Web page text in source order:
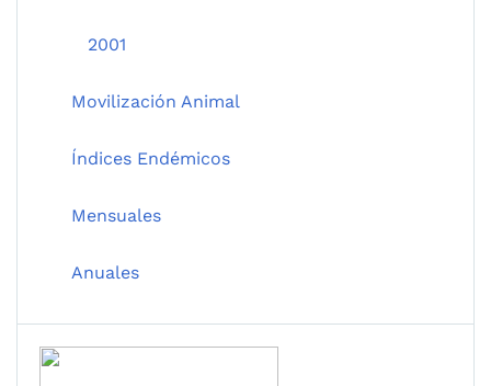
2001
Movilización Animal
Índices Endémicos
Mensuales
Anuales